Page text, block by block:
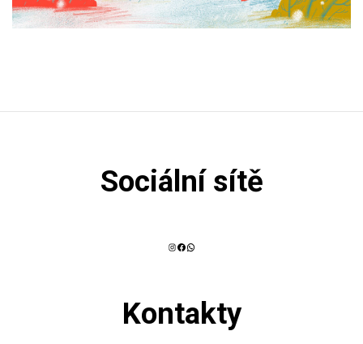
Sociální sítě
InstagramFacebook WhatsApp
Kontakty